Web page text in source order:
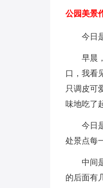
公园美景
今日
早晨
口，我看
只调皮可
味地吃了
今日
处景点每
中间
的后面有